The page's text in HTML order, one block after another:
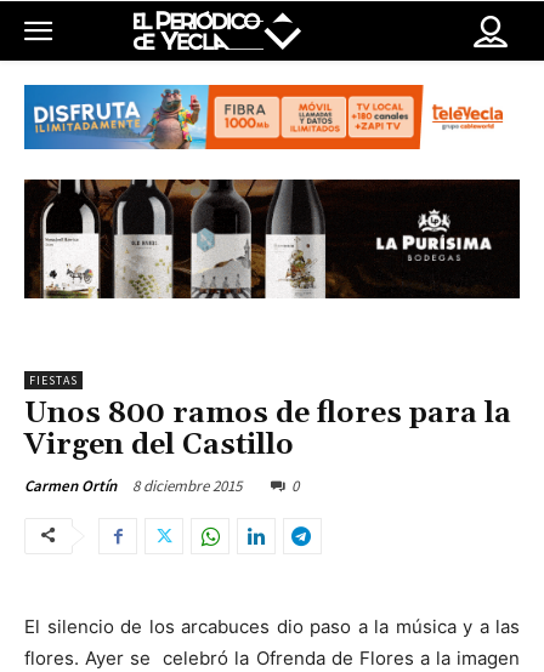
FIESTAS
Unos 800 ramos de flores para la
Virgen del Castillo
Carmen Ortín 8 diciembre 2015 0
El silencio de los arcabuces dio paso a la música y a las
flores. Ayer se celebró la Ofrenda de Flores a la imagen